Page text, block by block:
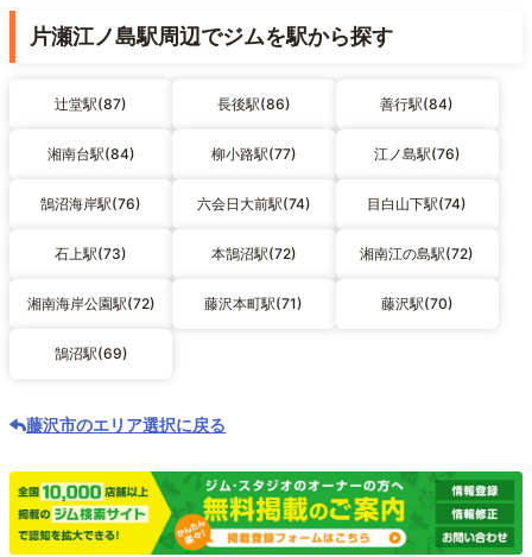
片瀬江ノ島駅周辺でジムを駅から探す
辻堂駅(87) 長後駅(86) 善行駅(84)
湘南台駅(84) 柳小路駅(77) 江ノ島駅(76)
鵠沼海岸駅(76) 六会日大前駅(74) 目白山下駅(74)
石上駅(73) 本鵠沼駅(72) 湘南江の島駅(72)
湘南海岸公園駅(72) 藤沢本町駅(71) 藤沢駅(70)
鵠沼駅(69)
藤沢市のエリア選択に戻る